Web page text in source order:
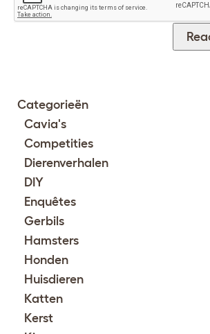
Categorieën
Cavia's
Competities
Dierenverhalen
DIY
Enquêtes
Gerbils
Hamsters
Honden
Huisdieren
Katten
Kerst